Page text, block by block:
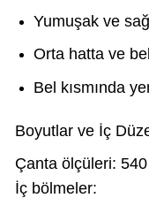
Yumuşak ve
Orta hatta ve
Bel kısmında
Boyutlar ve İç
Çanta ölçüleri:
İç bölmeler: